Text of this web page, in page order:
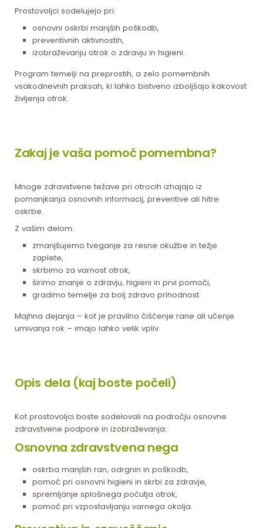
Prostovoljci sodelujejo pri:
osnovni oskrbi manjših poškodb,
preventivnih aktivnostih,
izobraževanju otrok o zdravju in higieni.
Program temelji na preprostih, a zelo pomembnih
vsakodnevnih praksah, ki lahko bistveno izboljšajo kakovost
življenja otrok.
Zakaj je vaša pomoč pomembna?
Mnoge zdravstvene težave pri otrocih izhajajo iz
pomanjkanja osnovnih informacij, preventive ali hitre
oskrbe.
Z vašim delom:
zmanjšujemo tveganje za resne okužbe in težje
zaplete,
skrbimo za varnost otrok,
širimo znanje o zdravju, higieni in prvi pomoči,
gradimo temelje za bolj zdravo prihodnost.
Majhna dejanja – kot je pravilno čiščenje rane ali učenje
umivanja rok – imajo lahko velik vpliv.
Opis dela (kaj boste počeli)
Kot prostovoljci boste sodelovali na področju osnovne
zdravstvene podpore in izobraževanja:
Osnovna zdravstvena nega
oskrba manjših ran, odrgnin in poškodb,
pomoč pri osnovni higieni in skrbi za zdravje,
spremljanje splošnega počutja otrok,
pomoč pri vzpostavljanju varnega okolja.